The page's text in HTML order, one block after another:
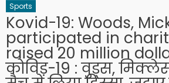
Sports
Kovid-19: Woods,
participated in
raised 20 million
कोविड-19 : वुड्स,